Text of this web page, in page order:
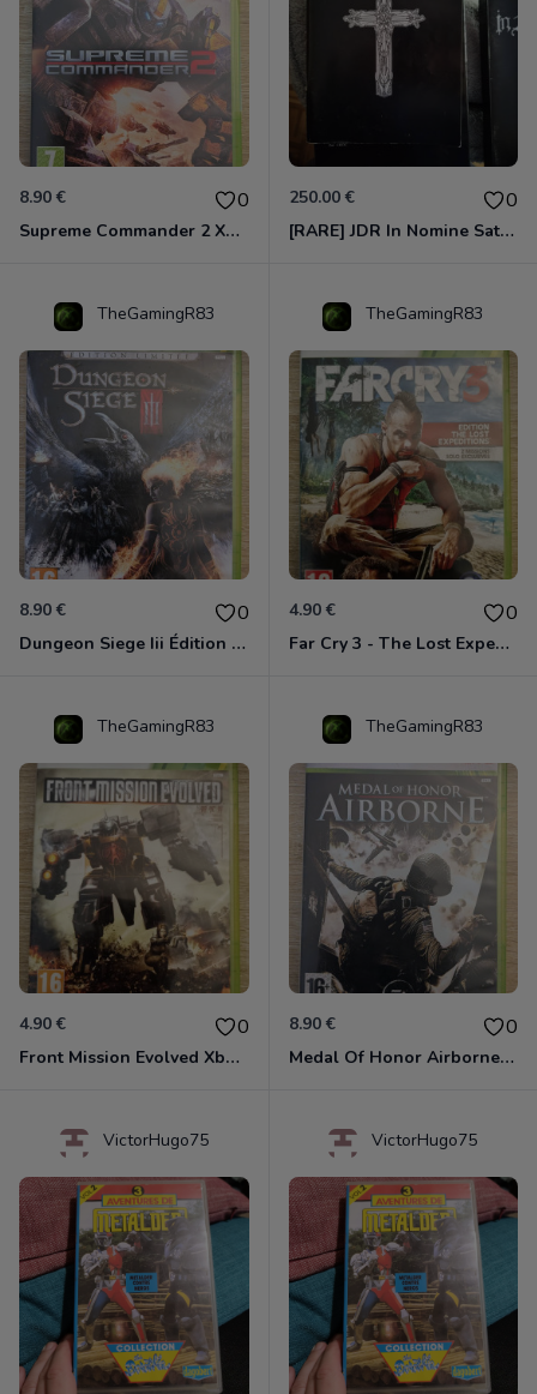
8.90 € 0
Supreme Commander 2 Xbox 360
250.00 € 0
[RARE] JDR In Nomine Satanis / Magna Veritas – 1ère Édition BOÎTE (DOS BLANC, 1989) - CROC / Siroz
TheGamingR83
8.90 € 0
Dungeon Siege Iii Édition Limitée - Vf Intégrale Xbox 360
TheGamingR83
4.90 € 0
Far Cry 3 - The Lost Expeditions - Edition Spéciale Xbox 360
TheGamingR83
4.90 € 0
Front Mission Evolved Xbox 360
TheGamingR83
8.90 € 0
Medal Of Honor Airborne Xbox 360
VictorHugo75 VictorHugo75